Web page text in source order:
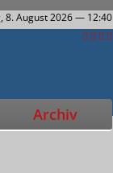
8. August 2026— 12:40
Archiv